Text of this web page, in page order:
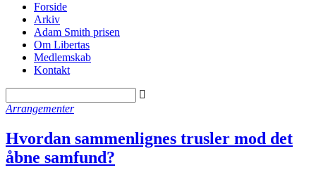
Forside
Arkiv
Adam Smith prisen
Om Libertas
Medlemskab
Kontakt
Arrangementer
Hvordan sammenlignes trusler mod det
åbne samfund?